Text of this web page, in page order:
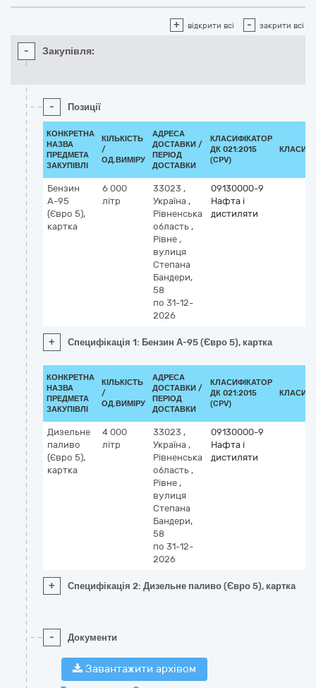
+ відкрити всі - закрити всі
- Закупівля:
- Позиції
КОНКРЕТНА
НАЗВА
ПРЕДМЕТА
ЗАКУПІВЛІ
КІЛЬКІСТЬ
/
ОД.ВИМІРУ
АДРЕСА
ДОСТАВКИ /
ПЕРІОД
ДОСТАВКИ
КЛАСИФІКАТОР
ДК 021:2015
(CPV)
Бензин
А-95
(Євро 5),
картка
6 000
літр
33023 ,
Україна ,
Рівненська
область ,
Рівне ,
вулиця
Степана
Бандери,
58
по 31-12-
2026
09130000-9
Нафта і
дистиляти
+ Специфікація 1: Бензин А-95 (Євро 5), картка
КОНКРЕТНА
НАЗВА
ПРЕДМЕТА
ЗАКУПІВЛІ
КІЛЬКІСТЬ
/
ОД.ВИМІРУ
АДРЕСА
ДОСТАВКИ /
ПЕРІОД
ДОСТАВКИ
КЛАСИФІКАТОР
ДК 021:2015
(CPV)
Дизельне
паливо
(Євро 5),
картка
4 000
літр
33023 ,
Україна ,
Рівненська
область ,
Рівне ,
вулиця
Степана
Бандери,
58
по 31-12-
2026
09130000-9
Нафта і
дистиляти
+ Специфікація 2: Дизельне паливо (Євро 5), картка
- Документи
Завантажити архівом